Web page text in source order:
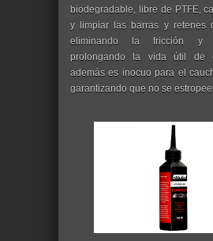
biodegradable, libre de PTFE,
y limpiar las barras y retenes
eliminando la fricción y
prolongando la vida útil de
además es inocuo para el
garantizando que no se